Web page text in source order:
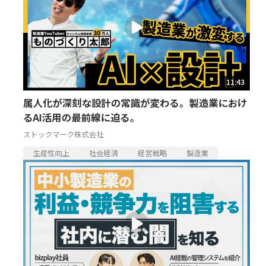
11:43
属人化が深刻な設計の常識が変わる。製造業におけ
るAI活用の最前線に迫る。
ストックマーク株式会社
生産性向上
社会経済 経営戦略 製造業